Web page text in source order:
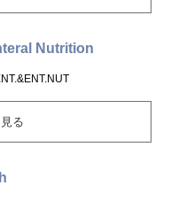
Nutrition
る